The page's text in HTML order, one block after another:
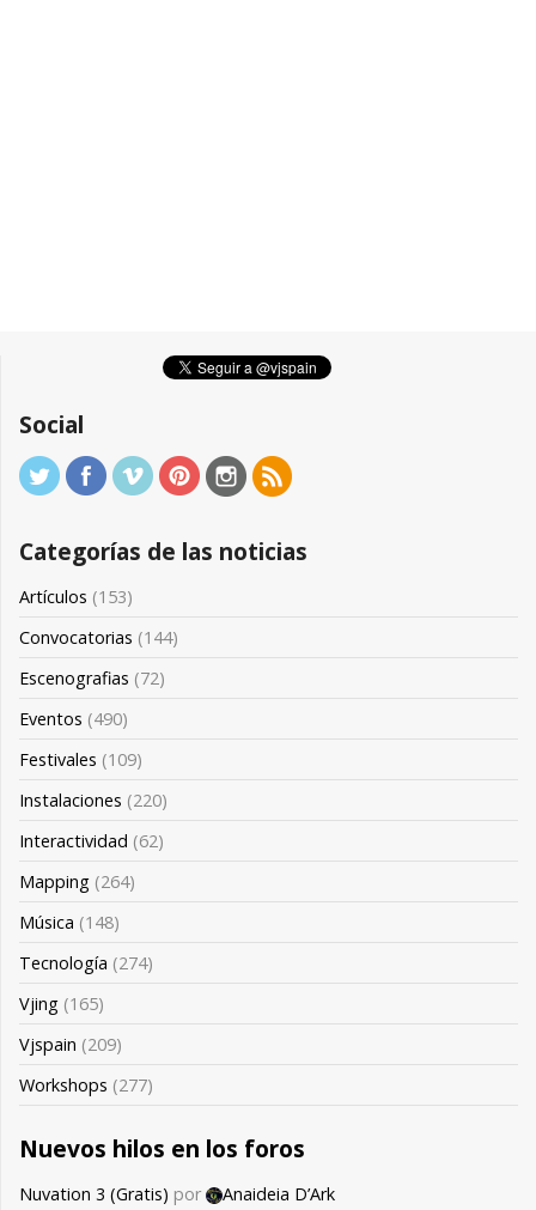
Social
Categorías de las noticias
Artículos (153)
Convocatorias (144)
Escenografias (72)
Eventos (490)
Festivales (109)
Instalaciones (220)
Interactividad (62)
Mapping (264)
Música (148)
Tecnología (274)
Vjing (165)
Vjspain (209)
Workshops (277)
Nuevos hilos en los foros
Nuvation 3 (Gratis) por
Anaideia D’Ark